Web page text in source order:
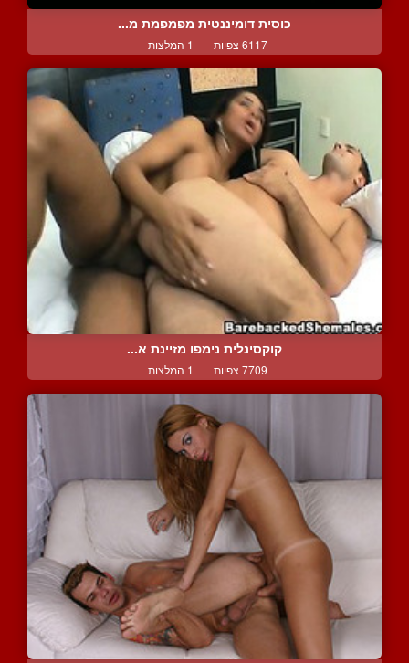
כוסית דומיננטית מפמפמת מ...
6117 צפיות | 1 המלצות
קוקסינלית נימפו מזיינת א...
7709 צפיות | 1 המלצות